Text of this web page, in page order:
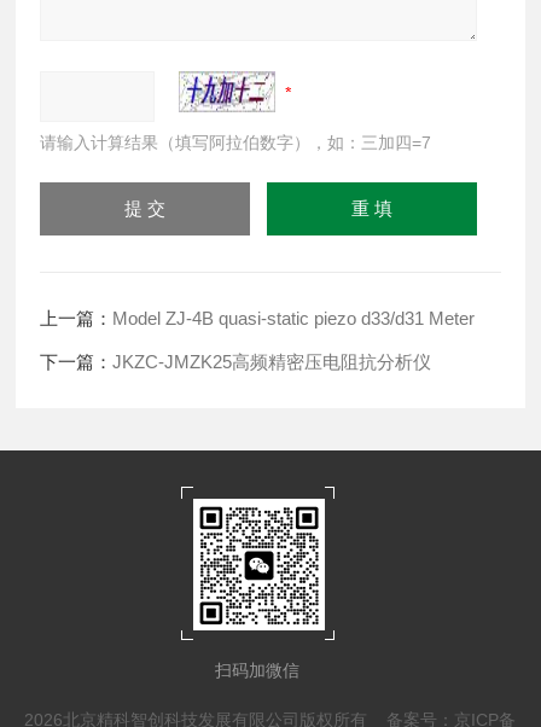
请输入计算结果（填写阿拉伯数字），如：三加四=7
上一篇： Model ZJ-4B quasi-static piezo d33/d31 Meter
下一篇：JKZC-JMZK25高频精密压电阻抗分析仪
扫码加微信
2026北京精科智创科技发展有限公司版权所有 备案号：京ICP备